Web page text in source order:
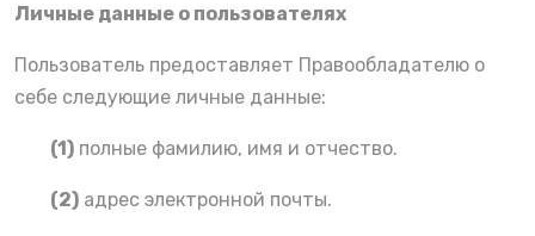
Личные данные о пользователях
Пользователь предоставляет Правообладателю о
себе следующие личные данные:
(1) полные фамилию, имя и отчество.
(2) адрес электронной почты.